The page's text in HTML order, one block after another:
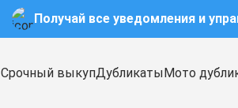
Получай все уведомления и
Срочный выкупДубликатыМото